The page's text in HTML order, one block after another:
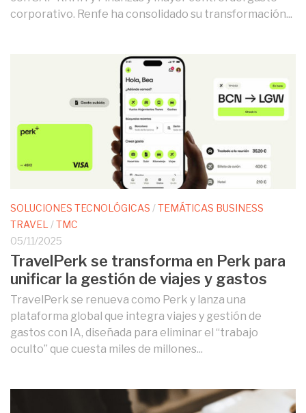
corporativo. Renfe ha consolidado su transformación...
SOLUCIONES TECNOLÓGICAS /TEMÁTICAS BUSINESS
TRAVEL /TMC
05/11/2025
TravelPerk se transforma en Perk para
unificar la gestión de viajes y gastos
TravelPerk se renueva como Perk y lanza una
plataforma global que integra viajes y gestión de
gastos con IA, diseñada para eliminar el “trabajo
oculto” que cuesta miles de millones...